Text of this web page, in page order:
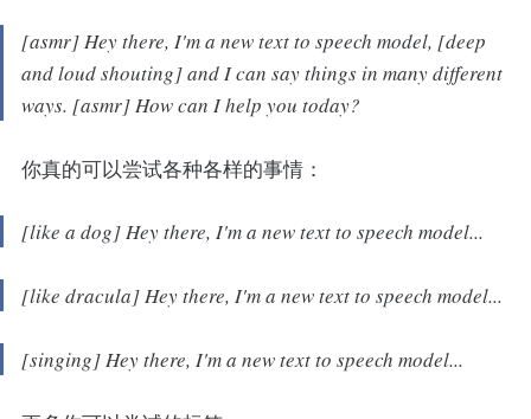
[asmr] Hey there, I'm a new text to speech model, [deep
and loud shouting] and I can say things in many different
ways. [asmr] How can I help you today?
你真的可以尝试各种各样的事情：
[like a dog] Hey there, I'm a new text to speech model...
[like dracula] Hey there, I'm a new text to speech model...
[singing] Hey there, I'm a new text to speech model...